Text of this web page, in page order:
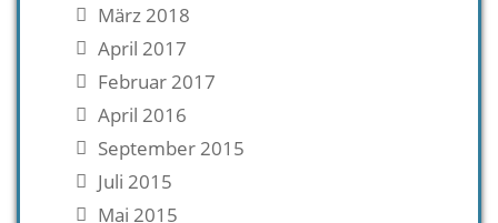
März 2018
April 2017
Februar 2017
April 2016
September 2015
Juli 2015
Mai 2015